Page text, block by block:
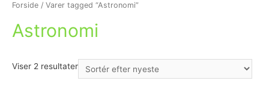
Forside / Varer tagged “Astronomi”
Astronomi
Viser 2 resultater